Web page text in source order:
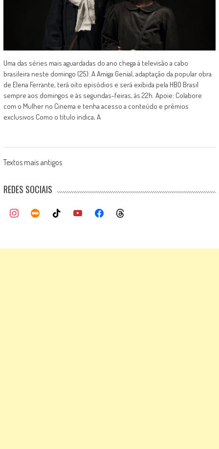
Uma das séries mais aguardadas do ano chega à televisão a cabo
brasileira neste domingo (25): A Amiga Genial, adaptação da popular obra
de Elena Ferrante, terá oito episódios e será exibida pela HBO Brasil
sempre aos domingos e às segundas-feiras, às 22h. Apoie: Colabore
com o Mulher no Cinema e tenha acesso a conteúdo e prêmios
exclusivos Como o título indica, A
Posts
navigation
Textos mais antigos
REDES SOCIAIS